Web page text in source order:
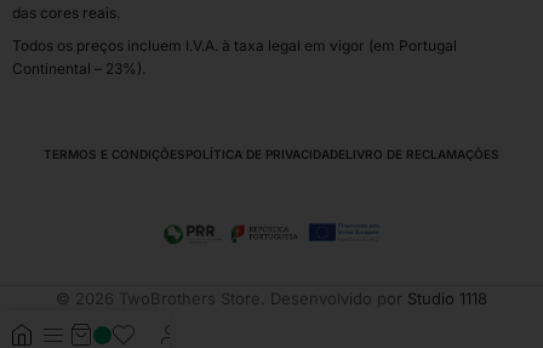
das cores reais.
Todos os preços incluem I.V.A. à taxa legal em vigor (em Portugal
Continental – 23%).
TERMOS E CONDIÇÕESPOLÍTICA DE PRIVACIDADELIVRO DE RECLAMAÇÕES
© 2026 TwoBrothers Store. Desenvolvido por Studio 1118